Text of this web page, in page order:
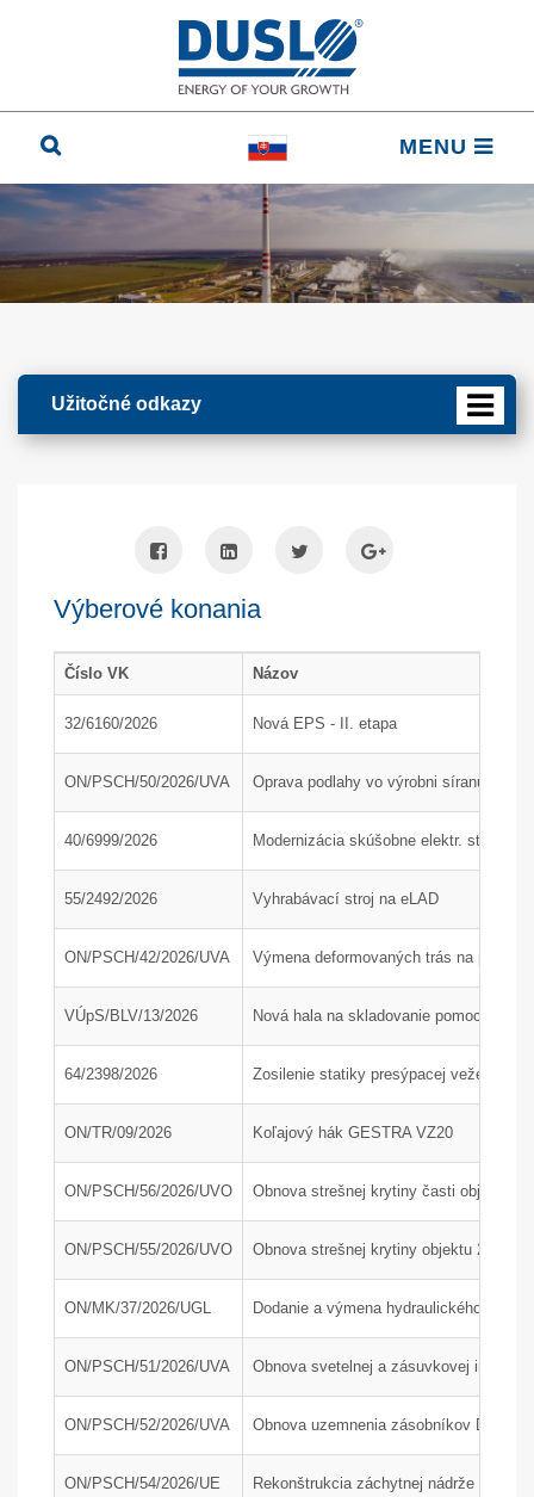
MENU
Užitočné odkazy
Výberové konania
Číslo VK Názov
32/6160/2026 Nová EPS - II. etapa
ON/PSCH/50/2026/UVA Oprava podlahy vo výrobni síranu
40/6999/2026 Modernizácia skúšobne elektr. strojov
55/2492/2026 Vyhrabávací stroj na eLAD
ON/PSCH/42/2026/UVA Výmena deformovaných trás na
VÚpS/BLV/13/2026 Nová hala na skladovanie pomocného
64/2398/2026 Zosilenie statiky presýpacej veže H200
ON/TR/09/2026 Koľajový hák GESTRA VZ20
ON/PSCH/56/2026/UVO Obnova strešnej krytiny časti objektu
ON/PSCH/55/2026/UVO Obnova strešnej krytiny objektu 24-34
ON/MK/37/2026/UGL Dodanie a výmena hydraulického
ON/PSCH/51/2026/UVA Obnova svetelnej a zásuvkovej
ON/PSCH/52/2026/UVA Obnova uzemnenia zásobníkov DAM a
ON/PSCH/54/2026/UE Rekonštrukcia záchytnej nádrže J210